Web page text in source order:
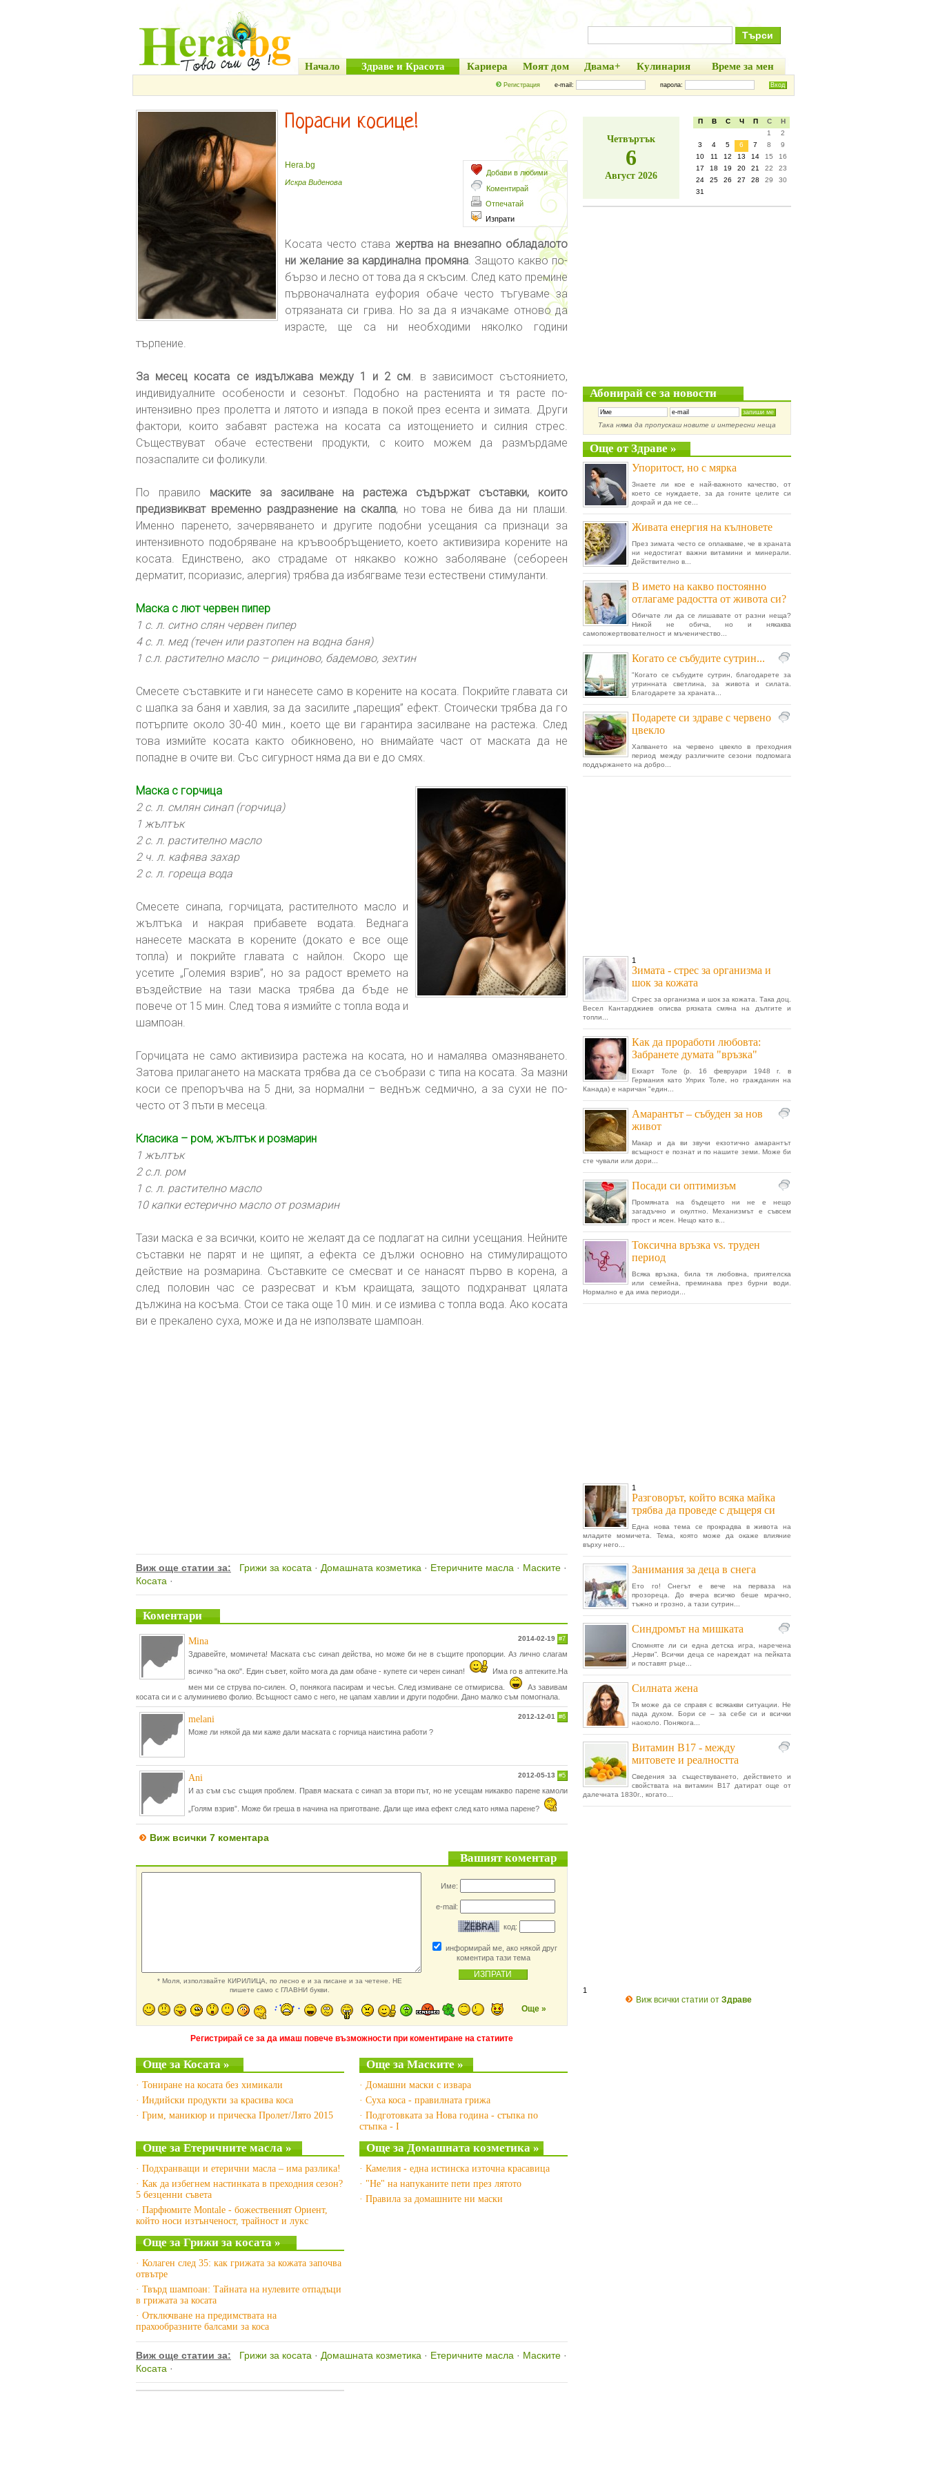
Начало Здраве и Красота Кариера Моят дом Двама+ Кулинария Време за мен
Регистрация e-mail: парола:
Порасни косице!
Добави в любими
Коментирай
Отпечатай
Изпрати
Hera.bg
Искра Виденова
Косата често става жертва на внезапно обладалото
ни желание за кардинална промяна. Защото какво по-
бързо и лесно от това да я скъсим. След като премине
първоначалната еуфория обаче често тъгуваме за
отрязаната си грива. Но за да я изчакаме отново да
израсте, ще са ни необходими няколко години
търпение.
За месец косата се издължава между 1 и 2 см. в зависимост състоянието,
индивидуалните особености и сезонът. Подобно на растенията и тя расте по-
интензивно през пролетта и лятото и изпада в покой през есента и зимата. Други
фактори, които забавят растежа на косата са изтощението и силния стрес.
Съществуват обаче естествени продукти, с които можем да размърдаме
позаспалите си фоликули.
По правило маските за засилване на растежа съдържат съставки, които
предизвикват временно раздразнение на скалпа, но това не бива да ни плаши.
Именно паренето, зачервяването и другите подобни усещания са признаци за
интензивното подобряване на кръвообръщението, което активизира корените на
косата. Единствено, ако страдаме от някакво кожно заболяване (себореен
дерматит, псориазис, алергия) трябва да избягваме тези естествени стимуланти.
Маска с лют червен пипер
1 с. л. ситно слян червен пипер
4 с. л. мед (течен или разтопен на водна баня)
1 с.л. растително масло – рициново, бадемово, зехтин
Смесете съставките и ги нанесете само в корените на косата. Покрийте главата си
с шапка за баня и хавлия, за да засилите „парещия” ефект. Стоически трябва да го
потърпите около 30-40 мин., което ще ви гарантира засилване на растежа. След
това измийте косата както обикновено, но внимайате част от маската да не
попадне в очите ви. Със сигурност няма да ви е до смях.
Маска с горчица
2 с. л. смлян синап (горчица)
1 жълтък
2 с. л. растително масло
2 ч. л. кафява захар
2 с. л. гореща вода
Смесете синапа, горчицата, растителното масло и
жълтъка и накрая прибавете водата. Веднага
нанесете маската в корените (докато е все още
топла) и покрийте главата с найлон. Скоро ще
усетите „Големия взрив”, но за радост времето на
въздействие на тази маска трябва да бъде не
повече от 15 мин. След това я измийте с топла вода и
шампоан.
Горчицата не само активизира растежа на косата, но и намалява омазняването.
Затова прилагането на маската трябва да се съобрази с типа на косата. За мазни
коси се препоръчва на 5 дни, за нормални – веднъж седмично, а за сухи не по-
често от 3 пъти в месеца.
Класика – ром, жълтък и розмарин
1 жълтък
2 с.л. ром
1 с. л. растително масло
10 капки естерично масло от розмарин
Тази маска е за всички, които не желаят да се подлагат на силни усещания. Нейните
съставки не парят и не щипят, а ефекта се дължи основно на стимулиращото
действие на розмарина. Съставките се смесват и се нанасят първо в корена, а
след половин час се разресват и към краищата, защото подхранват цялата
дължина на косъма. Стои се така още 10 мин. и се измива с топла вода. Ако косата
ви е прекалено суха, може и да не използвате шампоан.
Виж още статии за: Грижи за косата · Домашната козметика · Етеричните масла · Маските ·
Косата ·
Коментари
2014-02-19 #7
Mina
Здравейте, момичета! Маската със синап действа, но може би не в същите пропорции. Аз лично слагам
всичко "на око". Един съвет, който мога да дам обаче - купете си черен синап!
Има го в аптеките.На
мен ми се струва по-силен. О, понякога пасирам и чесън. След измиване се отмирисва.
Аз завивам
косата си и с алуминиево фолио. Всъщност само с него, не цапам хавлии и други подобни. Дано малко съм помогнала.
2012-12-01 #6
melani
Може ли някой да ми каже дали маската с горчица наистина работи ?
2012-05-13 #5
Ani
И аз съм със същия проблем. Правя маската с синап за втори път, но не усещам никакво парене камоли
„Голям взрив”. Може би греша в начина на приготване. Дали ще има ефект след като няма парене?
Виж всички 7 коментара
Вашият коментар
* Моля, използвайте КИРИЛИЦА, по лесно е и за писане и за четене. НЕ
пишете само с ГЛАВНИ букви.
Име:
e-mail:
код:
информирай ме, ако някой друг
коментира тази тема
Още »
Регистрирай се за да имаш повече възможности при коментиране на статиите
Още за Косата »
· Тониране на косата без химикали
· Индийски продукти за красива коса
· Грим, маникюр и прическа Пролет/Лято 2015
Още за Маските »
· Домашни маски с извара
· Суха коса - правилната грижа
· Подготовката за Нова година - стъпка по
стъпка - I
Още за Етеричните масла »
· Подхранващи и етерични масла – има разлика!
· Как да избегнем настинката в преходния сезон?
5 безценни съвета
· Парфюмите Montale - божественият Ориент,
който носи изтънченост, трайност и лукс
Още за Домашната козметика »
· Камелия - една истинска източна красавица
· "Не" на напуканите пети през лятото
· Правила за домашните ни маски
Още за Грижи за косата »
· Колаген след 35: как грижата за кожата започва
отвътре
· Твърд шампоан: Тайната на нулевите отпадъци
в грижата за косата
· Отключване на предимствата на
прахообразните балсами за коса
Виж още статии за: Грижи за косата · Домашната козметика · Етеричните масла · Маските ·
Косата ·
Четвъртък
6
Август 2026
П В С Ч П С
Н
1
2
3
4 5 6 7 8
9
10
11 12 13 14 15
16
17
18 19 20 21 22
23
24
25 26 27 28 29
30
31
Абонирай се за новости
Така няма да пропускаш новите и интересни неща
Още от Здраве »
Упоритост, но с мярка
Знаете ли кое е най-важното качество, от
което се нуждаете, за да гоните целите си
докрай и да не се...
Живата енергия на кълновете
През зимата често се оплакваме, че в храната
ни недостигат важни витамини и минерали.
Действително в...
В името на какво постоянно
отлагаме радостта от живота си?
Обичате ли да се лишавате от разни неща?
Никой не обича, но и някаква
самопожертвователност и мъченичество...
Когато се събудите сутрин...
"Когато се събудите сутрин, благодарете за
утринната светлина, за живота и силата.
Благодарете за храната...
Подарете си здраве с червено
цвекло
Хапването на червено цвекло в преходния
период между различните сезони подпомага
поддържането на добро...
1
Зимата - стрес за организма и
шок за кожата
Стрес за организма и шок за кожата. Така доц.
Весел Кантарджиев описва рязката смяна на дългите и
топли...
Как да проработи любовта:
Забранете думата "връзка"
Екхарт Толе (р. 16 февруари 1948 г. в
Германия като Улрих Толе, но гражданин на
Канада) е наричан "един...
Амарантът – събуден за нов
живот
Макар и да ви звучи екзотично амарантът
всъщност е познат и по нашите земи. Може би
сте чували или дори...
Посади си оптимизъм
Промяната на бъдещето ни не е нещо
загадъчно и окултно. Механизмът е съвсем
прост и ясен. Нещо като в...
Токсична връзка vs. труден
период
Всяка връзка, била тя любовна, приятелска
или семейна, преминава през бурни води.
Нормално е да има периоди...
1
Разговорът, който всяка майка
трябва да проведе с дъщеря си
Една нова тема се прокрадва в живота на
младите момичета. Тема, която може да окаже влияние
върху него...
Занимания за деца в снега
Ето го! Снегът е вече на перваза на
прозореца. До вчера всичко беше мрачно,
тъжно и грозно, а тази сутрин...
Синдромът на мишката
Спомняте ли си една детска игра, наречена
„Нерви”. Всички деца се нареждат на пейката
и поставят ръце...
Силната жена
Тя може да се справя с всякакви ситуации. Не
пада духом. Бори се – за себе си и всички
наоколо. Понякога...
Витамин В17 - между
митовете и реалността
Сведения за съществуването, действието и
свойствата на витамин B17 датират още от
далечната 1830г., когато...
1
Виж всички статии от Здраве